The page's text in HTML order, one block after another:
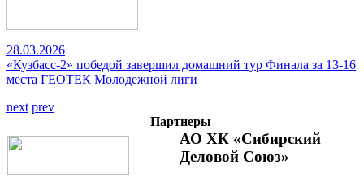
28.03.2026
«Кузбасс-2» победой завершил домашний тур Финала за 13-16
места ГЕОТЕК Молодежной лиги
next prev
Партнеры
АО ХК «Сибирский
Деловой Союз»